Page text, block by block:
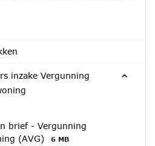
inzake Vergunning
brief - Vergunning
(AVG)
6 MB